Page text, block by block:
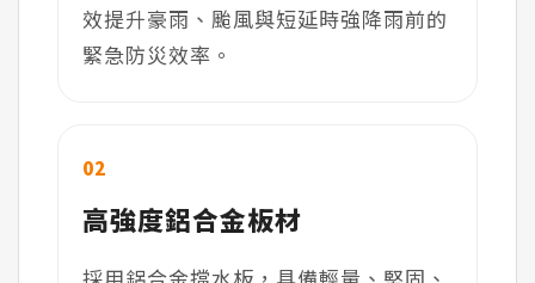
效提升豪雨、颱風與短延時強降雨前的
緊急防災效率。
02
高強度鋁合金板材